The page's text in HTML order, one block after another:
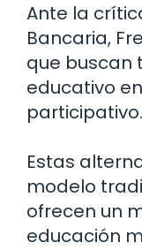
Ante la
Bancaria,
que buscan
educativo
participativo.
Estas
modelo
ofrecen un
educación